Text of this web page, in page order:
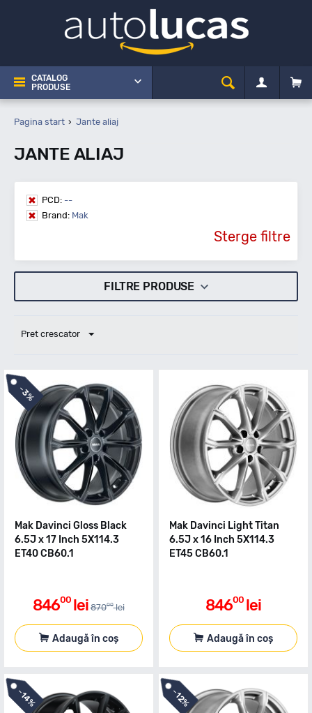
CATALOG
PRODUSE
Pagina start Jante aliaj
JANTE ALIAJ
PCD: --
Brand: Mak
Sterge filtre
FILTRE PRODUSE
Pret crescator
-
3%
Mak Davinci Gloss Black
6.5J x 17 Inch 5X114.3
ET40 CB60.1
84600 lei 87000 lei
Adaugă în coș
Mak Davinci Light Titan
6.5J x 16 Inch 5X114.3
ET45 CB60.1
84600 lei
Adaugă în coș
-14% -12%